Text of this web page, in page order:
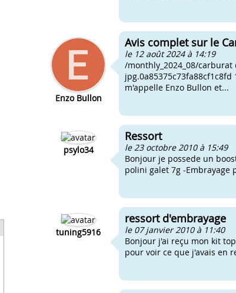
Enzo Bullon
Avis complet sur le
le 12 août 2024 à 14:19
/monthly_2024_08/carburat
m'appelle Enzo Bullon et...
psylo34
Ressort
le 23 octobre 2010 à 15:49
Bonjour je possede un
polini galet 7g -Embrayage
tuning5916
ressort d'embrayage
le 07 janvier 2010 à 11:40
Bonjour j'ai reçu mon kit
pour voir ce que j'avais en